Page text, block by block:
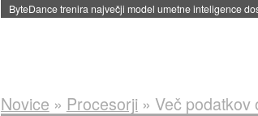
ByteDance trenira največji model umetne inteligence
Novice » Procesorji » Več podatkov